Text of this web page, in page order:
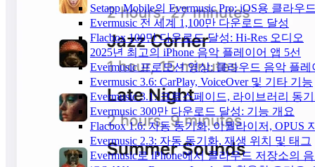
Setapp Mobile의 Evermusic Pro: iOS용 클라우
Evermusic 전 세계 1,100만 다운로드 달성
Flacbox 100만 다운로드 달성: Hi-Res 오디오
2025년 최고의 iPhone 음악 플레이어 앱 5선
Evermusic 프로모션 영상: 클라우드 음악 플레
Evermusic 3.6: CarPlay, VoiceOver 및 기타 기능
Evermusic 3.1: 크로스페이드, 라이브러리 동
Evermusic 300만 다운로드 달성: 기능 개요
Flacbox 1.6: 자동 동기화, 이퀄라이저, OPUS
Evermusic 2.3: 자동 동기화, 재생 위치 및 태그
Evermusic로 iPhone에서 클라우드 저장소의